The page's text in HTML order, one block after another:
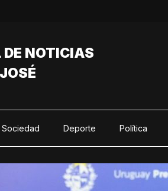
DE NOTICIAS
Sociedad Deporte Política